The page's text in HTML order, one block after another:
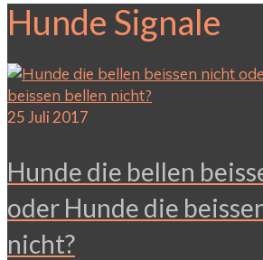
Hunde Signale
25Juli 2017
Hunde die bellen
oder Hunde die
nicht?